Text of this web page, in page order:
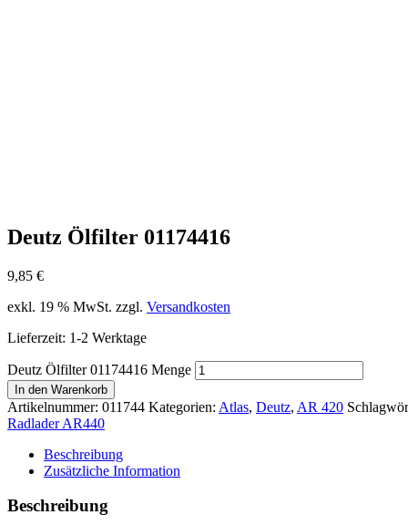
Deutz Ölfilter 01174416
9,85 €
exkl. 19 % MwSt. zzgl. Versandkosten
Lieferzeit: 1-2 Werktage
Deutz Ölfilter 01174416 Menge
In den Warenkorb
Artikelnummer: 011744 Kategorien: Atlas, Deutz, AR 420
Radlader AR440
Beschreibung
Zusätzliche Information
Beschreibung